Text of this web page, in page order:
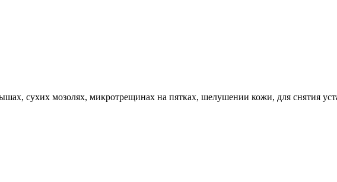
сухих мозолях, микротрещинах на пятках, шелушении кожи, для снятия